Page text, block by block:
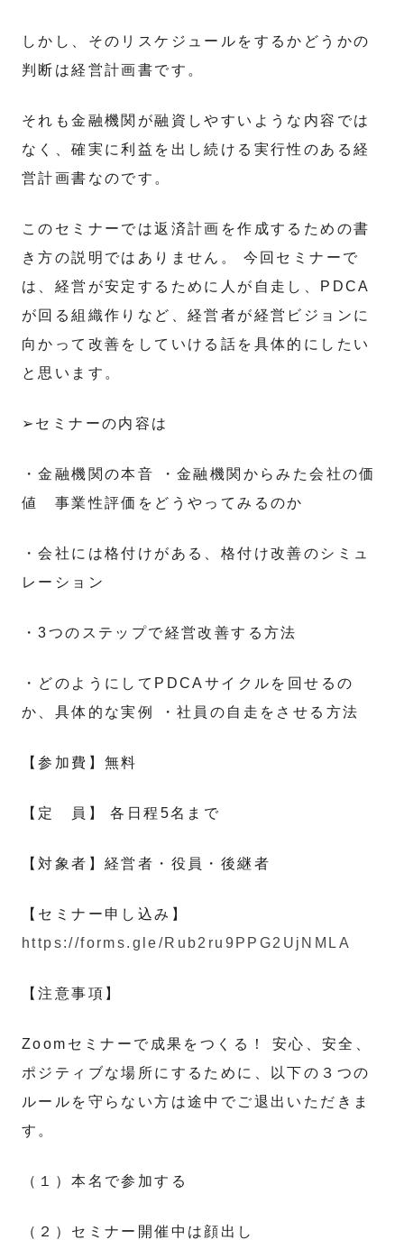
しかし、そのリスケジュールをするかどうかの
判断は経営計画書です。
それも金融機関が融資しやすいような内容では
なく、確実に利益を出し続ける実行性のある経
営計画書なのです。
このセミナーでは返済計画を作成するための書
き方の説明ではありません。 今回セミナーで
は、経営が安定するために人が自走し、PDCA
が回る組織作りなど、経営者が経営ビジョンに
向かって改善をしていける話を具体的にしたい
と思います。
➢セミナーの内容は
・金融機関の本音 ・金融機関からみた会社の価
値 事業性評価をどうやってみるのか
・会社には格付けがある、格付け改善のシミュ
レーション
・3つのステップで経営改善する方法
・どのようにしてPDCAサイクルを回せるの
か、具体的な実例 ・社員の自走をさせる方法
【参加費】無料
【定 員】 各日程5名まで
【対象者】経営者・役員・後継者
【セミナー申し込み】
https://forms.gle/Rub2ru9PPG2UjNMLA
【注意事項】
Zoomセミナーで成果をつくる！ 安心、安全、
ポジティブな場所にするために、以下の３つの
ルールを守らない方は途中でご退出いただきま
す。
（１）本名で参加する
（２）セミナー開催中は顔出し